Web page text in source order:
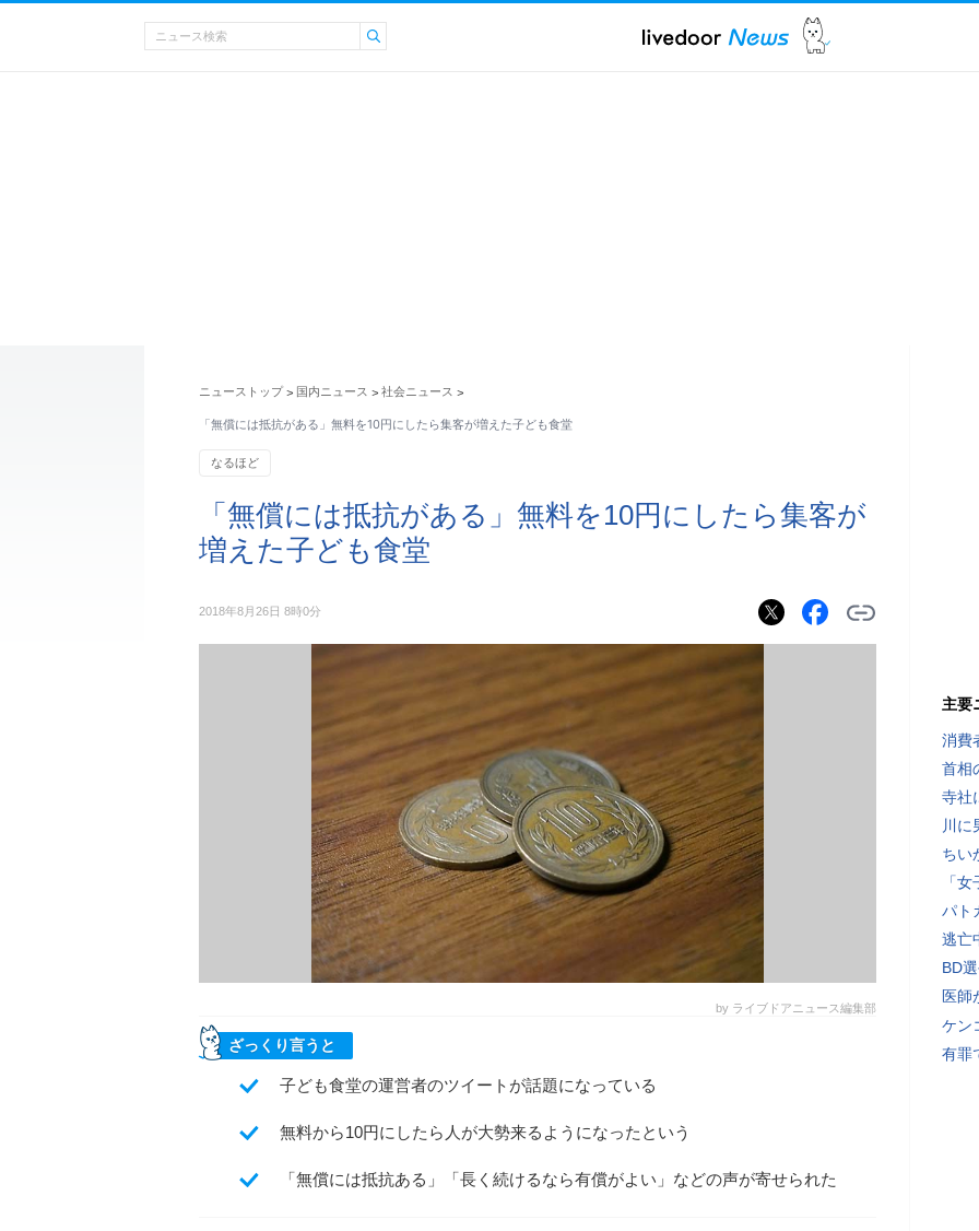
ニューストップ > 国内ニュース > 社会ニュース >
「無償には抵抗がある」無料を10円にしたら集客が増えた子ども食堂
なるほど
「無償には抵抗がある」無料を10円にしたら集客が
増えた子ども食堂
2018年8月26日 8時0分
by ライブドアニュース編集部
ざっくり言うと
子ども食堂の運営者のツイートが話題になっている
無料から10円にしたら人が大勢来るようになったという
「無償には抵抗ある」「長く続けるなら有償がよい」などの声が寄せられた
主要
消費
首相
寺社
川に
ちい
「
パト
逃亡
BD
医師
ケン
有罪